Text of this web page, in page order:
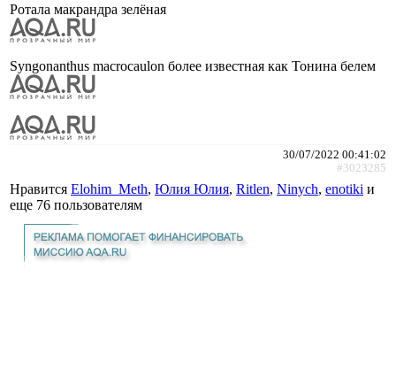
Ротала макрандра зелёная
Syngonanthus macrocaulon более известная как Тонина белем
30/07/2022 00:41:02
#3023285
Нравится Elohim_Meth, Юлия Юлия, Ritlen, Ninych, enotiki и
еще 76 пользователям